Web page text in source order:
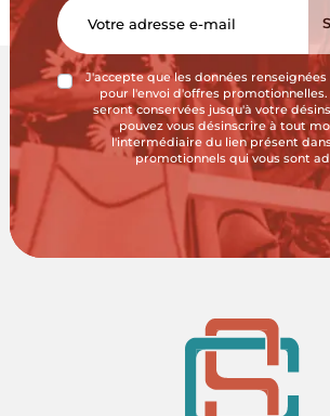
J'accepte que les données
pour l'envoi d'offres promotionnelles.
seront conservées jusqu'à votre
pouvez vous désinscrire à tout
l'intermédiaire du lien présent
promotionnels qui vous sont